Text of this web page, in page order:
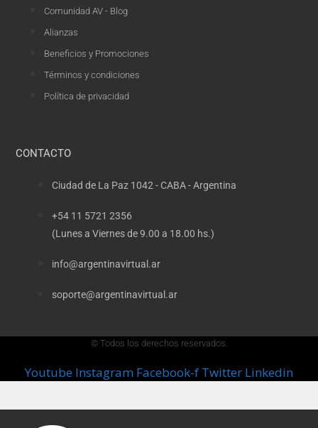
Comunidad AV - Blog
Alianzas
Beneficios y Promociones
Términos y condiciones
Política de privacidad
CONTACTO
Ciudad de La Paz 1042 - CABA - Argentina
+54 11 5721 2356
(Lunes a Viernes de 9.00 a 18.00 hs.)
info@argentinavirtual.ar
soporte@argentinavirtual.ar
© Todos los derechos reservados.
Youtube Instagram Facebook-f Twitter Linkedin